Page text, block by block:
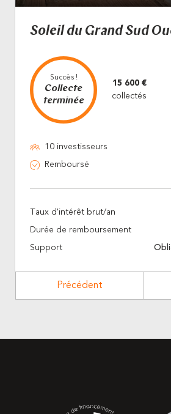
Soleil du Grand Sud
Succès !
Collecte
terminée
15 600 €
collectés
10 investisseurs
Remboursé
Taux d'intérêt brut/an
Durée de remboursement
Support
Précédent